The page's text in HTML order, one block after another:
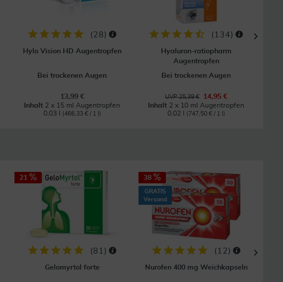
(28)
Hylo Vision HD Augentropfen
Bei trockenen Augen
13,99 €
Inhalt 2 x 15 ml Augentropfen
0.03 l
(466,33 € / 1 l)
( 134)
Hyaluron-ratiopharm
Augentropfen
Bei trockenen Augen
UVP 25,39 €
14,95 €
Inhalt 2 x 10 ml Augentropfen
0.02 l
(747,50 € / 1 l)
21
(81 )
Gelomyrtol forte
38
GRATIS
Versand
( 12 )
Nurofen 400 mg Weichkapseln